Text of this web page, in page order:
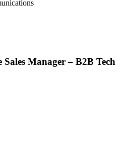
Manager – B2B Tech